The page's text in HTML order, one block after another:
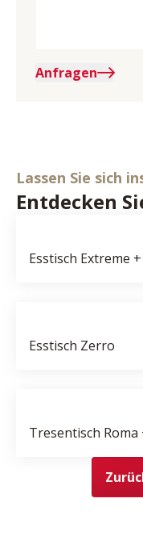
Anfragen
Lassen Sie sich
Entdecken
Esstisch Extreme
Esstisch Zerro
Tresentisch